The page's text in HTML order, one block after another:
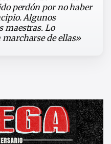
perdón por no haber
Algunos
maestras. Lo
de ellas»